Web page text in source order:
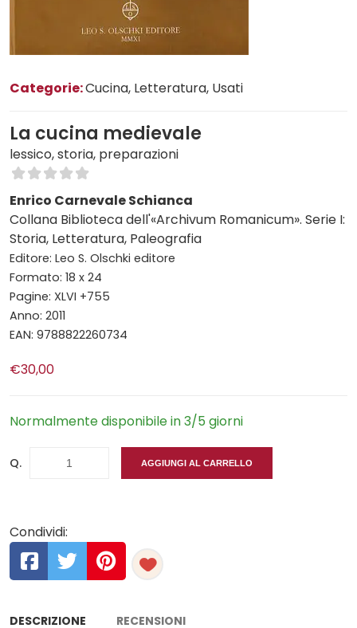
Categorie:Cucina, Letteratura, Usati
La cucina medievale
lessico, storia, preparazioni
Enrico Carnevale Schianca
Collana Biblioteca dell'«Archivum Romanicum». Serie I:
Storia, Letteratura, Paleografia
Editore: Leo S. Olschki editore
Formato: 18 x 24
Pagine: XLVI +755
Anno: 2011
EAN: 9788822260734
€30,00
Normalmente disponibile in 3/5 giorni
Q. AGGIUNGI AL CARRELLO
Condividi:
DESCRIZIONE RECENSIONI